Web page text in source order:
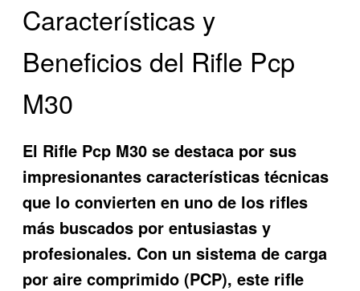
Características y
Beneficios del Rifle Pcp
M30
El Rifle Pcp M30 se destaca por sus
impresionantes características técnicas
que lo convierten en uno de los rifles
más buscados por entusiastas y
profesionales. Con un sistema de carga
por aire comprimido (PCP), este rifle